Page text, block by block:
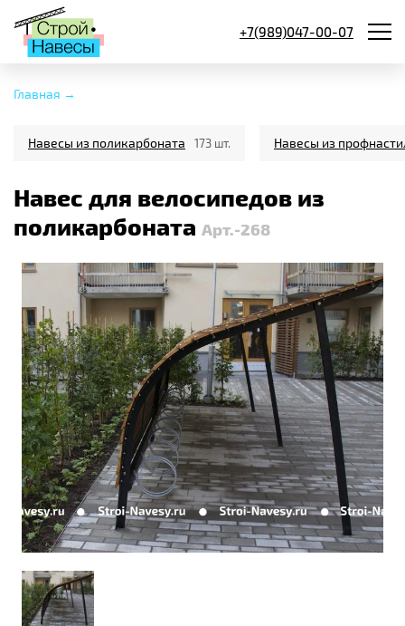
+7(989)047-00-07
Главная →
Навесы из поликарбоната 173 шт. Навесы из
Навес для велосипедов из
поликарбоната Арт.-268